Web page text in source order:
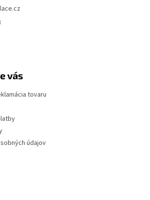
vás
tovaru
údajov